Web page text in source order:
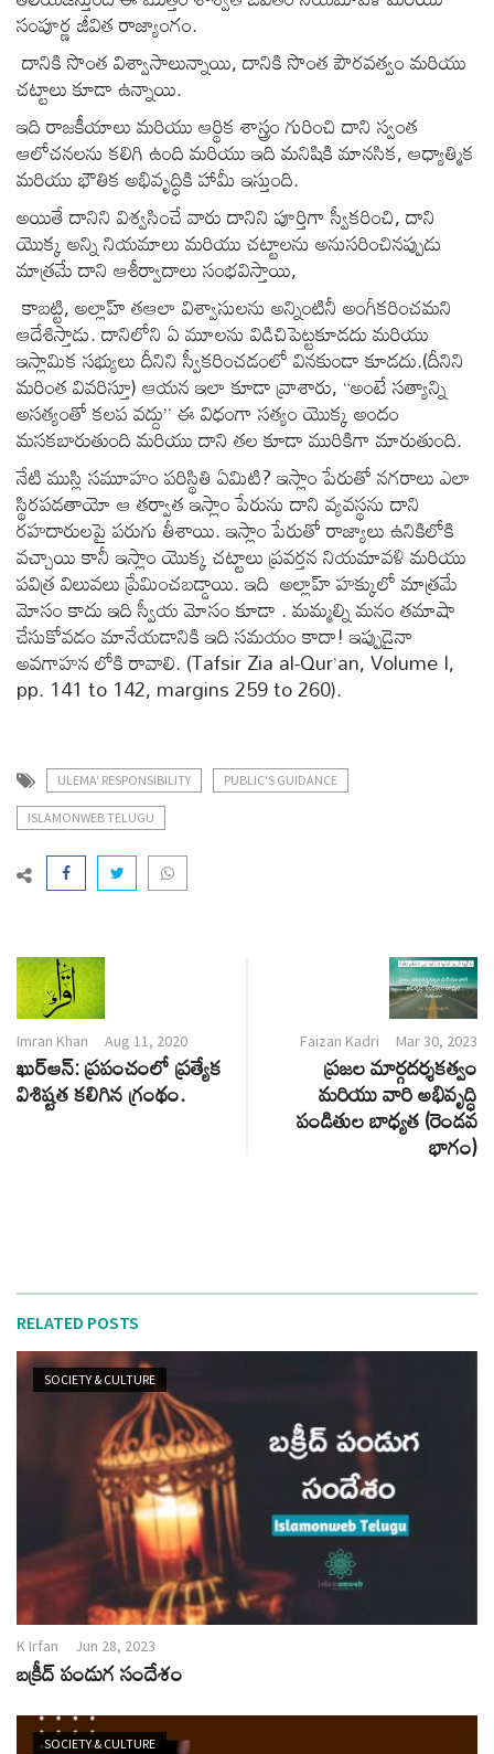
సంపూర్ణ జీవిత రాజ్యాంగం.
దానికి సొంత విశ్వాసాలున్నాయి, దానికి సొంత పౌరవత్వం మరియు
చట్టాలు కూడా ఉన్నాయి.
ఇది రాజకీయాలు మరియు ఆర్థిక శాస్త్రం గురించి దాని స్వంత
ఆలోచనలను కలిగి ఉంది మరియు ఇది మనిషికి మానసిక, ఆధ్యాత్మిక
మరియు భౌతిక అభివృద్ధికి హామీ ఇస్తుంది.
అయితే దానిని విశ్వసించే వారు దానిని పూర్తిగా స్వీకరించి, దాని
యొక్క అన్ని నియమాలు మరియు చట్టాలను అనుసరించినప్పుడు
మాత్రమే దాని ఆశీర్వాదాలు సంభవిస్తాయి,
కాబట్టి, అల్లాహ్ తఆలా విశ్వాసులను అన్నింటినీ అంగీకరించమని
ఆదేశిస్తాడు. దానిలోని ఏ మూలను విడిచిపెట్టకూడదు మరియు
ఇస్లామిక సభ్యులు దీనిని స్వీకరించడంలో వినకుండా కూడదు.(దీనిని
మరింత వివరిస్తూ) ఆయన ఇలా కూడా వ్రాశారు, “అంటే సత్యాన్ని
అసత్యంతో కలప వద్దు” ఈ విధంగా సత్యం యొక్క అందం
మసకబారుతుంది మరియు దాని తల కూడా మురికిగా మారుతుంది.
నేటి ముస్లి సమూహం పరిస్థితి ఏమిటి? ఇస్లాం పేరుతో నగరాలు ఎలా
స్థిరపడతాయో ఆ తర్వాత ఇస్లాం పేరును దాని వ్యవస్థను దాని
రహదారులపై పరుగు తీశాయి. ఇస్లాం పేరుతో రాజ్యాలు ఉనికిలోకి
వచ్చాయి కానీ ఇస్లాం యొక్క చట్టాలు ప్రవర్తన నియమావళి మరియు
పవిత్ర విలువలు ప్రేమించబడ్డాయి. ఇది అల్లాహ్ హక్కులో మాత్రమే
మోసం కాదు ఇది స్వీయ మోసం కూడా . మమ్మల్ని మనం తమాషా
చేసుకోవడం మానేయడానికి ఇది సమయం కాదా! ఇప్పుడైనా
అవగాహన లోకి రావాలి. (Tafsir Zia al-Qur’an, Volume I,
pp. 141 to 142, margins 259 to 260).
ULEMA' RESPONSIBILITY PUBLIC'S GUIDANCE
ISLAMONWEB TELUGU
Imran Khan Aug 11, 2020
ఖుర్ఆన్: ప్రపంచంలో ప్రత్యేక
విశిష్టత కలిగిన గ్రంథం.
Faizan Kadri Mar 30, 2023
ప్రజల మార్గదర్శకత్వం
మరియు వారి అభివృద్ధి
పండితుల బాధ్యత (రెండవ
భాగం)
RELATED POSTS
SOCIETY & CULTURE
K Irfan Jun 28, 2023
బక్రీద్ పండుగ సందేశం
SOCIETY & CULTURE